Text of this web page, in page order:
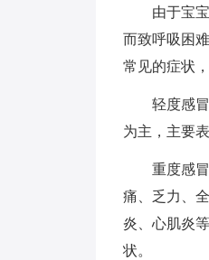
由于宝宝
而致呼吸困
常见的症状
轻度感冒
为主，主要
重度感冒
痛、乏力、
炎、心肌炎
状。